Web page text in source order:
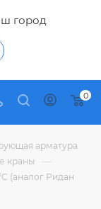
город
0
арматура
краны —
(аналог Ридан